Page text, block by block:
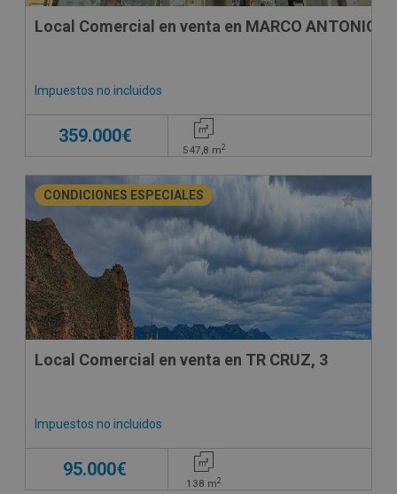
Local Comercial en venta en MARCO ANTONIO
Impuestos no incluidos
359.000€
547,8 m2
CONDICIONES ESPECIALES
Local Comercial en venta en TR CRUZ, 3
Impuestos no incluidos
95.000€
138 m2